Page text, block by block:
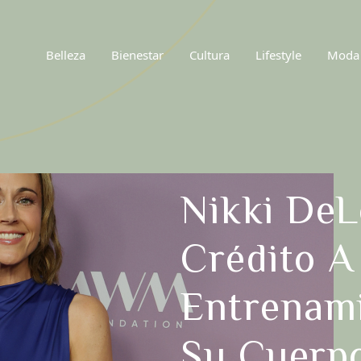
Belleza Bienestar Cultura Lifestyle Moda
Nikki
Crédito